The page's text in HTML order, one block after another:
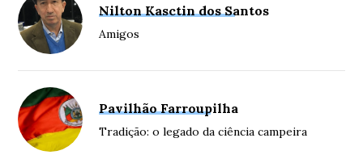
Nilton Kasctin dos Santos
Amigos
Pavilhão Farroupilha
Tradição: o legado da ciência campeira